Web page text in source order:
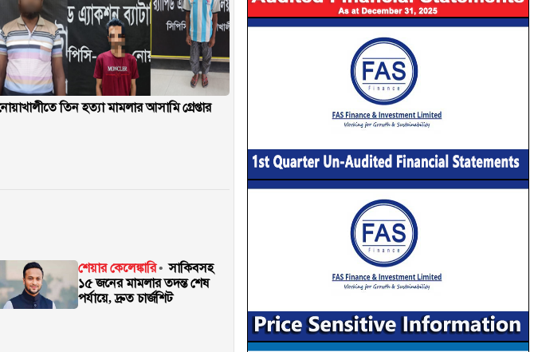
তিন হত্যা মামলার আসামি গ্রেপ্তার
শেয়ার কেলেঙ্কারি
সাকিবসহ
১৫ জনের মামলার তদন্ত শেষ
পর্যায়ে, দ্রুত চার্জশিট